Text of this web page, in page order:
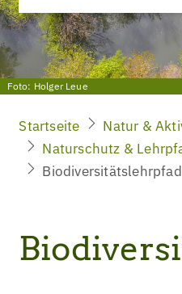
Foto: Holger Leue
Startseite
Natur &
Naturschutz &
Biodiversitätslehrpfad